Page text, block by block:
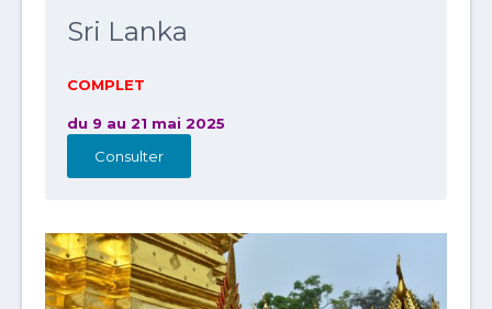
Sri Lanka
COMPLET
du 9 au 21 mai 2025
Consulter